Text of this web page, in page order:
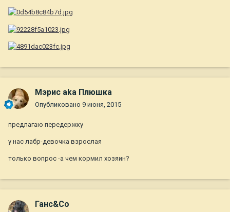
Мэрис aka Плюшка
Опубликовано 9 июня, 2015
предлагаю передержку
у нас лабр-девочка взрослая
только вопрос -а чем кормил хозяин?
Ганс&Co